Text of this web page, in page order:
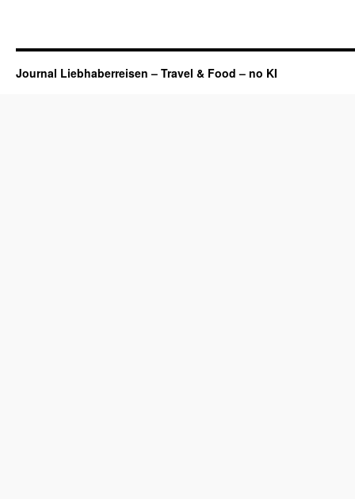
Journal Liebhaberreisen – Travel & Food – no KI